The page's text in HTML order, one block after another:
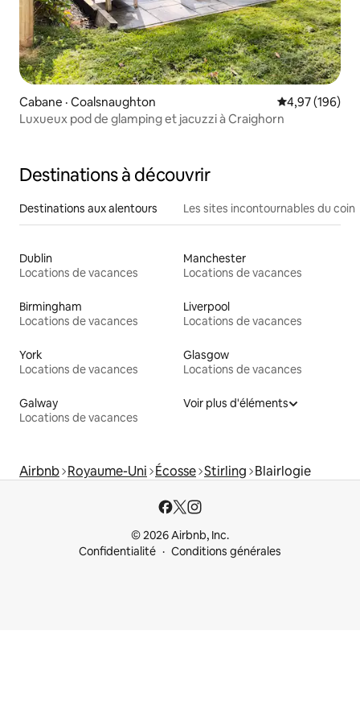
Cabane · Coalsnaughton Note
4,97 (196)
Luxueux pod de glamping et jacuzzi à Craighorn
Destinations à découvrir
Destinations aux alentours Les sites incontournables du coin
Dublin
Locations de vacances
Manchester
Locations de vacances
Birmingham
Locations de vacances
Liverpool
Locations de vacances
York
Locations de vacances
Glasgow
Locations de vacances
Galway
Locations de vacances
Voir plus d'éléments
Airbnb Royaume-Uni Écosse Stirling Blairlogie
© 2026 Airbnb, Inc.
Confidentialité
Conditions générales